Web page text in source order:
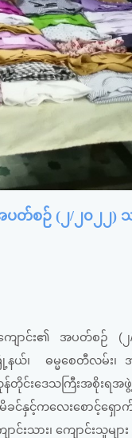
စဉ် (၂/၂၀၂၂) သ
င်း၏ အပတ်စဉ် (၂/၂
ြို့နယ်၊ ဓမ္မစေတီလမ်း
းဒေသကြီးအစိုးရအဖွဲ့
နှင့်ကလေးစောင့်ရှောက်
င်းသား၊ ကျောင်းသူမ